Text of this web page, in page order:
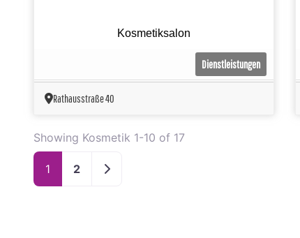
Kosmetiksalon
Dienstleistungen
Rathausstraße 40
Showing Kosmetik 1-10 of 17
1 2 Ältere Beiträge